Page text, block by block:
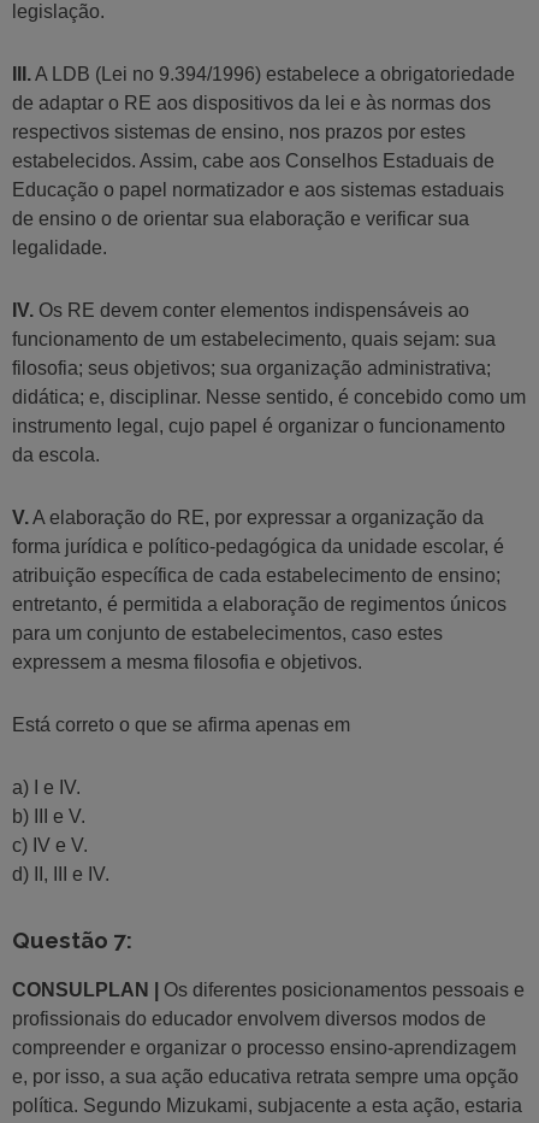
legislação.
III.A LDB (Lei no 9.394/1996) estabelece a obrigatoriedade
de adaptar o RE aos dispositivos da lei e às normas dos
respectivos sistemas de ensino, nos prazos por estes
estabelecidos. Assim, cabe aos Conselhos Estaduais de
Educação o papel normatizador e aos sistemas estaduais
de ensino o de orientar sua elaboração e verificar sua
legalidade.
IV. Os RE devem conter elementos indispensáveis ao
funcionamento de um estabelecimento, quais sejam: sua
filosofia; seus objetivos; sua organização administrativa;
didática; e, disciplinar. Nesse sentido, é concebido como um
instrumento legal, cujo papel é organizar o funcionamento
da escola.
V.A elaboração do RE, por expressar a organização da
forma jurídica e político-pedagógica da unidade escolar, é
atribuição específica de cada estabelecimento de ensino;
entretanto, é permitida a elaboração de regimentos únicos
para um conjunto de estabelecimentos, caso estes
expressem a mesma filosofia e objetivos.
Está correto o que se afirma apenas em
a) I e IV.
b) III e V.
c) IV e V.
d) II, III e IV.
Questão 7:
CONSULPLAN |
Os diferentes posicionamentos pessoais e
profissionais do educador envolvem diversos modos de
compreender e organizar o processo ensino-aprendizagem
e, por isso, a sua ação educativa retrata sempre uma opção
política. Segundo Mizukami, subjacente a esta ação, estaria